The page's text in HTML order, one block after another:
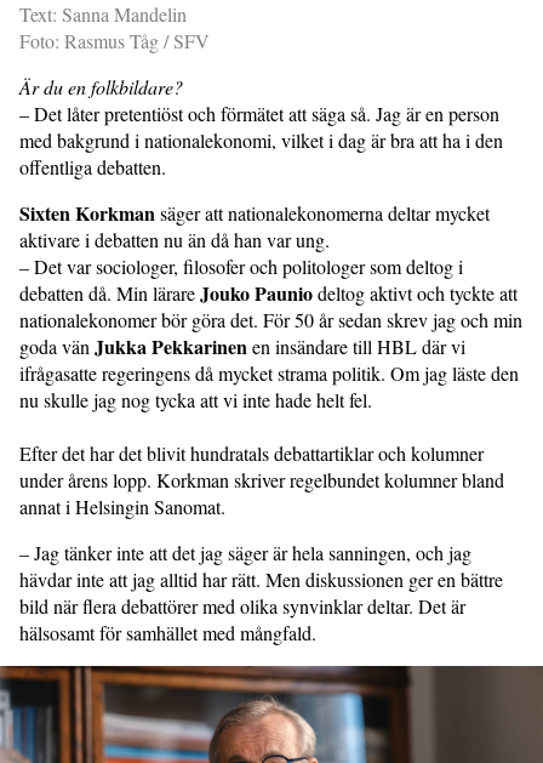
Text: Sanna Mandelin
Foto: Rasmus Tåg / SFV
Är du en folkbildare?
– Det låter pretentiöst och förmätet att säga så. Jag är en person
med bakgrund i nationalekonomi, vilket i dag är bra att ha i den
offentliga debatten.
Sixten Korkmansäger att nationalekonomerna deltar mycket
aktivare i debatten nu än då han var ung.
– Det var sociologer, filosofer och politologer som deltog i
debatten då. Min lärareJouko Pauniodeltog aktivt och tyckte att
nationalekonomer bör göra det. För 50 år sedan skrev jag och min
goda vänJukka Pekkarinenen insändare till HBL där vi
ifrågasatte regeringens då mycket strama politik. Om jag läste den
nu skulle jag nog tycka att vi inte hade helt fel.
Efter det har det blivit hundratals debattartiklar och kolumner
under årens lopp. Korkman skriver regelbundet kolumner bland
annat i Helsingin Sanomat.
– Jag tänker inte att det jag säger är hela sanningen, och jag
hävdar inte att jag alltid har rätt. Men diskussionen ger en bättre
bild när flera debattörer med olika synvinklar deltar. Det är
hälsosamt för samhället med mångfald.